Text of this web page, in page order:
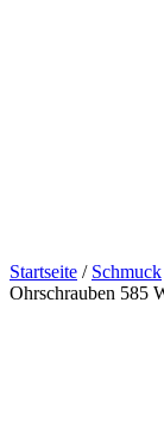
Startseite / Schmuck
Ohrschrauben 585